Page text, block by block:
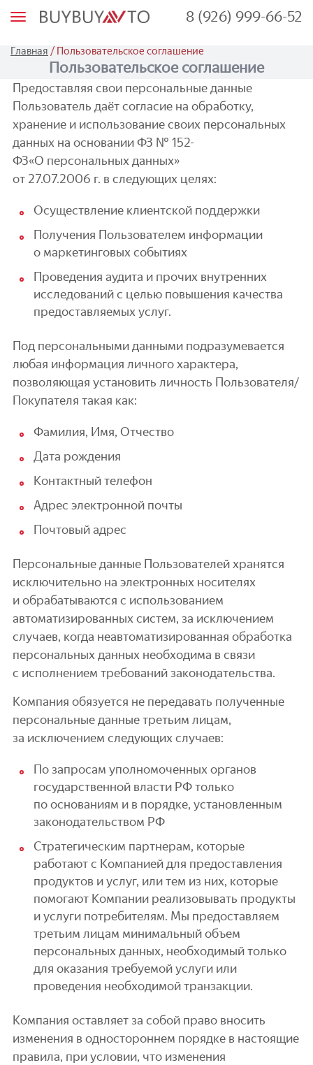
М
ю
8 (926) 999-66-52
Главная / Пользовательское соглашение
Пользовательское соглашение
Предоставляя свои персональные данные
Пользователь даёт согласие на обработку,
хранение и использование своих персональных
данных на основании ФЗ № 152-
ФЗ«О персональных данных»
от 27.07.2006 г. в следующих целях:
Осуществление клиентской поддержки
Получения Пользователем информации
о маркетинговых событиях
Проведения аудита и прочих внутренних
исследований с целью повышения качества
предоставляемых услуг.
Под персональными данными подразумевается
любая информация личного характера,
позволяющая установить личность Пользователя/
Покупателя такая как:
Фамилия, Имя, Отчество
Дата рождения
Контактный телефон
Адрес электронной почты
Почтовый адрес
Персональные данные Пользователей хранятся
исключительно на электронных носителях
и обрабатываются с использованием
автоматизированных систем, за исключением
случаев, когда неавтоматизированная обработка
персональных данных необходима в связи
с исполнением требований законодательства.
Компания обязуется не передавать полученные
персональные данные третьим лицам,
за исключением следующих случаев:
По запросам уполномоченных органов
государственной власти РФ только
по основаниям и в порядке, установленным
законодательством РФ
Стратегическим партнерам, которые
работают с Компанией для предоставления
продуктов и услуг, или тем из них, которые
помогают Компании реализовывать продукты
и услуги потребителям. Мы предоставляем
третьим лицам минимальный объем
персональных данных, необходимый только
для оказания требуемой услуги или
проведения необходимой транзакции.
Компания оставляет за собой право вносить
изменения в одностороннем порядке в настоящие
правила, при условии, что изменения